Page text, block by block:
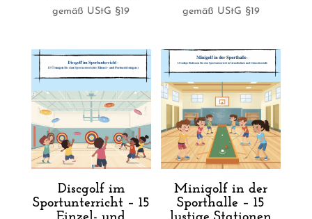
gemäß UStG §19
gemäß UStG §19
Discgolf im
Sportunterricht – 15
Minigolf in der
Sporthalle – 15